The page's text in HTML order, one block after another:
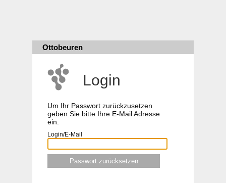
Ottobeuren
Login
Um Ihr Passwort zurückzusetzen
geben Sie bitte Ihre E-Mail Adresse
ein.
Login/E-Mail
Passwort zurücksetzen